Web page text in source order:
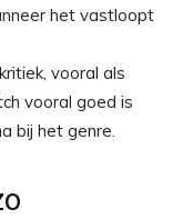
het vastloopt
vooral als
vooral goed is
bij het genre.